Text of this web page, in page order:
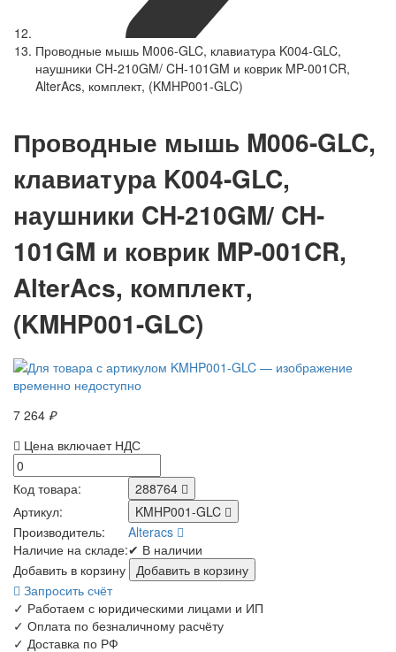
Проводные мышь M006-GLC, клавиатура K004-GLC,
наушники CH-210GM/ CH-101GM и коврик MP-001CR,
AlterAcs, комплект, (KMHP001-GLC)
Проводные мышь M006-GLC,
клавиатура K004-GLC,
наушники CH-210GM/ CH-
101GM и коврик MP-001CR,
AlterAcs, комплект,
(KMHP001-GLC)
7 264 ₽
Цена включает НДС
Код товара:
288764
Артикул:
KMHP001-GLC
Производитель:
Alteracs
Наличие на складе:✔ В наличии
Добавить в корзину
Запросить счёт
✓ Работаем с юридическими лицами и ИП
✓ Оплата по безналичному расчёту
✓ Доставка по РФ